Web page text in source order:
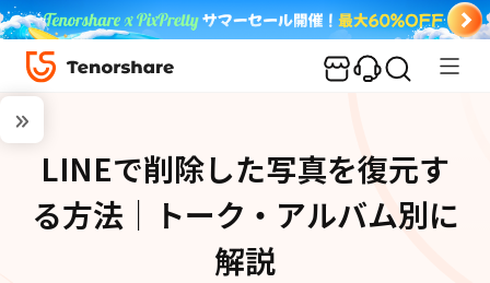
LINEで削除した写真を復元す
る方法｜トーク・アルバム別に
解説